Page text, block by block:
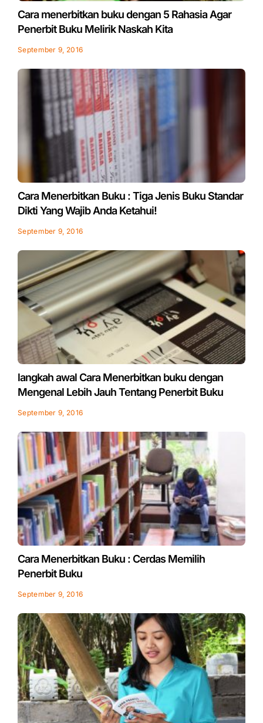
Cara menerbitkan buku dengan 5 Rahasia Agar
Penerbit Buku Melirik Naskah Kita
September 9, 2016
Cara Menerbitkan Buku : Tiga Jenis Buku Standar
Dikti Yang Wajib Anda Ketahui!
September 9, 2016
langkah awal Cara Menerbitkan buku dengan
Mengenal Lebih Jauh Tentang Penerbit Buku
September 9, 2016
Cara Menerbitkan Buku : Cerdas Memilih
Penerbit Buku
September 9, 2016